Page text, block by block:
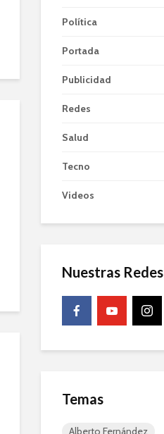
Política
Portada
Publicidad
Redes
Salud
Tecno
Videos
Nuestras Redes
Temas
Alberto Fernández